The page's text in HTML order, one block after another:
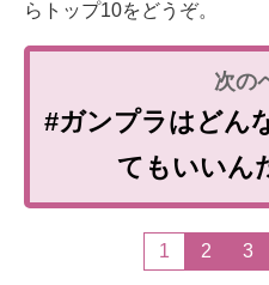
らトップ10をどうぞ。
#ガンプラはどん
てもいいん
1 2 3